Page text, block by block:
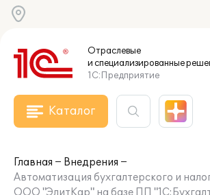
Отраслевые
и специализированные
1С:Предприятие
Каталог
Главная
Внедрения
Автоматизация бухгалтерского и
ООО "ЭлитКар" на базе ПП